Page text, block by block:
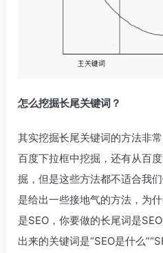
怎么挖掘长尾关键词？
其实挖掘长尾关键词的方法非
百度下拉框中挖掘，还有从百
掘，但是这些方法都不适合我
是给出一些接地气的方法，为
是SEO，你要做的长尾词是
出来的关键词是“SEO是什么